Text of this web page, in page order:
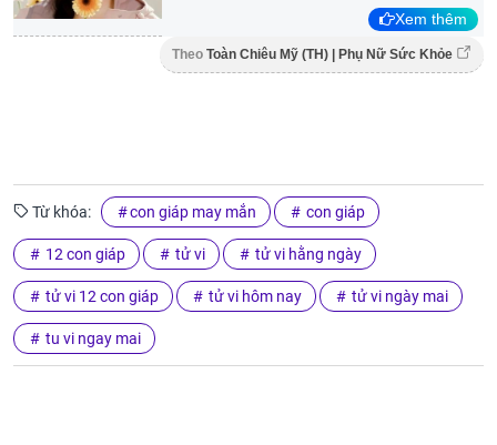
Xem thêm
Theo Toàn Chiêu Mỹ (TH) | Phụ Nữ Sức Khỏe
Từ khóa: con giáp may mắn con giáp
12 con giáp tử vi tử vi hằng ngày
tử vi 12 con giáp tử vi hôm nay tử vi ngày mai
tu vi ngay mai